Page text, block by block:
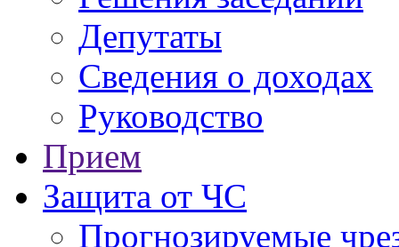
Депутаты
Сведения о доходах
Руководство
Прием
Защита от ЧС
Прогнозируемые